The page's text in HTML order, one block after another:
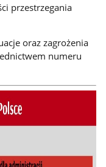
przestrzegania
oraz zagrożenia
numeru